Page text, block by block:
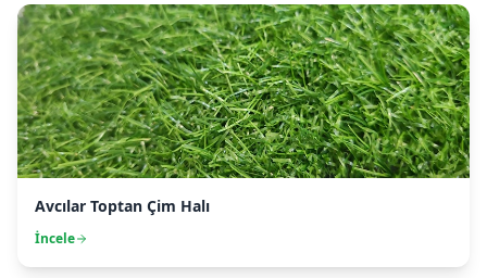
Avcılar Toptan Çim Halı
İncele